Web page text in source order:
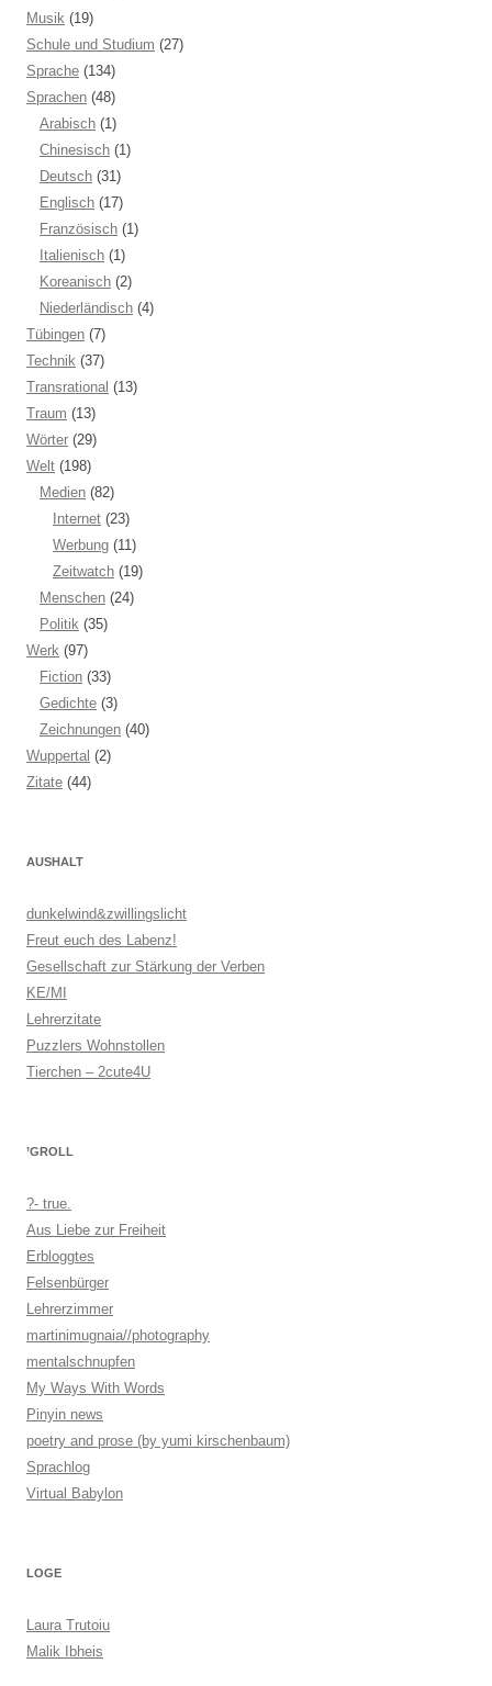
Musik (19)
Schule und Studium (27)
Sprache (134)
Sprachen (48)
Arabisch (1)
Chinesisch (1)
Deutsch (31)
Englisch (17)
Französisch (1)
Italienisch (1)
Koreanisch (2)
Niederländisch (4)
Tübingen (7)
Technik (37)
Transrational (13)
Traum (13)
Wörter (29)
Welt (198)
Medien (82)
Internet (23)
Werbung (11)
Zeitwatch (19)
Menschen (24)
Politik (35)
Werk (97)
Fiction (33)
Gedichte (3)
Zeichnungen (40)
Wuppertal (2)
Zitate (44)
AUSHALT
dunkelwind&zwillingslicht
Freut euch des Labenz!
Gesellschaft zur Stärkung der Verben
KE/MI
Lehrerzitate
Puzzlers Wohnstollen
Tierchen – 2cute4U
’GROLL
?- true.
Aus Liebe zur Freiheit
Erbloggtes
Felsenbürger
Lehrerzimmer
martinimugnaia//photography
mentalschnupfen
My Ways With Words
Pinyin news
poetry and prose (by yumi kirschenbaum)
Sprachlog
Virtual Babylon
LOGE
Laura Trutoiu
Malik Ibheis